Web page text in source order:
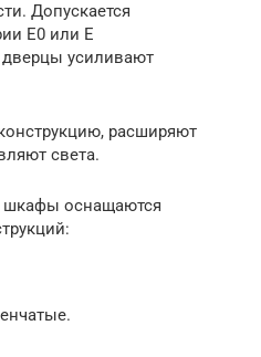
Допускается
E0 или E
усиливают
расширяют
света.
шкафы оснащаются